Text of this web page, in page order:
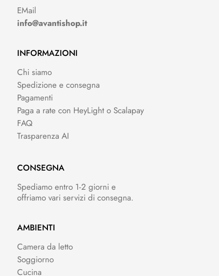
EMail
info@avantishop.it
INFORMAZIONI
Chi siamo
Spedizione e consegna
Pagamenti
Paga a rate con HeyLight o Scalapay
FAQ
Trasparenza AI
CONSEGNA
Spediamo entro 1-2 giorni e
offriamo vari servizi di consegna.
AMBIENTI
Camera da letto
Soggiorno
Cucina